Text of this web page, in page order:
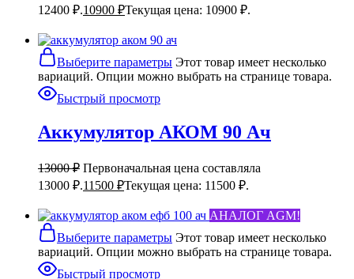
12400 ₽.10900 ₽Текущая цена: 10900 ₽.
Выберите параметры Этот товар имеет несколько
вариаций. Опции можно выбрать на странице товара.
Быстрый просмотр
Аккумулятор АКОМ 90 Ач
13000₽ Первоначальная цена составляла
13000 ₽.11500 ₽Текущая цена: 11500 ₽.
АНАЛОГ AGM!
Выберите параметры Этот товар имеет несколько
вариаций. Опции можно выбрать на странице товара.
Быстрый просмотр